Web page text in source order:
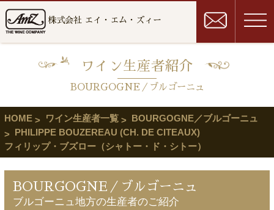
株式会社 エイ・エム・ズィー
ワイン生産者紹介
BOURGOGNE／ブルゴーニュ
HOME ワイン生産者一覧
BOURGOGNE／ブルゴーニュ
PHILIPPE BOUZEREAU (CH. DE CITEAUX)
フィリップ・ブズロー（シャトー・ド・シトー）
BOURGOGNE／ブルゴーニュ
ブルゴーニュ地方の生産者のご紹介